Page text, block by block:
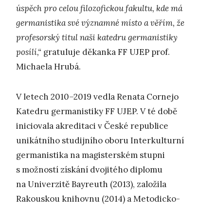
úspěch pro celou filozofickou fakultu, kde má
germanistika své významné místo a věřím, že
profesorský titul naši katedru germanistiky
posílí,“ gratuluje děkanka FF UJEP prof.
Michaela Hrubá.
V letech 2010–2019 vedla Renata Cornejo
Katedru germanistiky FF UJEP. V té době
iniciovala akreditaci v České republice
unikátního studijního oboru Interkulturní
germanistika na magisterském stupni
s možností získání dvojitého diplomu
na Univerzitě Bayreuth (2013), založila
Rakouskou knihovnu (2014) a Metodicko-